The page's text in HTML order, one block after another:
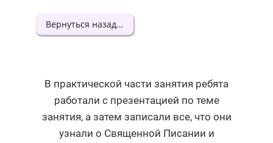
Вернуться назад...
В практической части занятия ребята
работали с презентацией по теме
занятия, а затем записали все, что они
узнали о Священной Писании и